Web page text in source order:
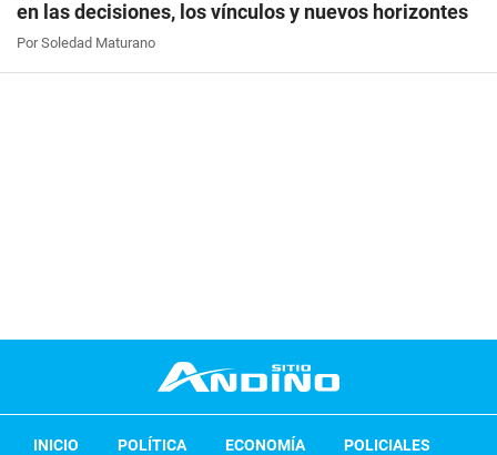
en las decisiones, los vínculos y nuevos horizontes
Por Soledad Maturano
INICIO POLÍTICA ECONOMÍA
POLICIALES